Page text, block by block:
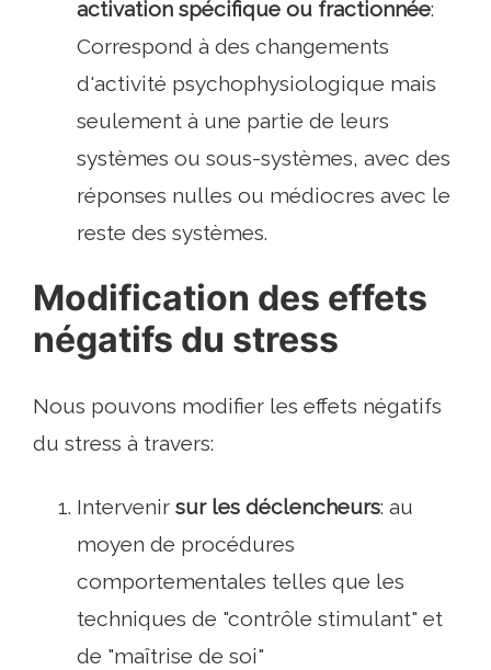
activation spécifique ou fractionnée:
Correspond à des changements
d'activité psychophysiologique mais
seulement à une partie de leurs
systèmes ou sous-systèmes, avec des
réponses nulles ou médiocres avec le
reste des systèmes.
Modification des effets
négatifs du stress
Nous pouvons modifier les effets négatifs
du stress à travers:
Intervenir sur les déclencheurs: au
moyen de procédures
comportementales telles que les
techniques de "contrôle stimulant" et
de "maîtrise de soi"